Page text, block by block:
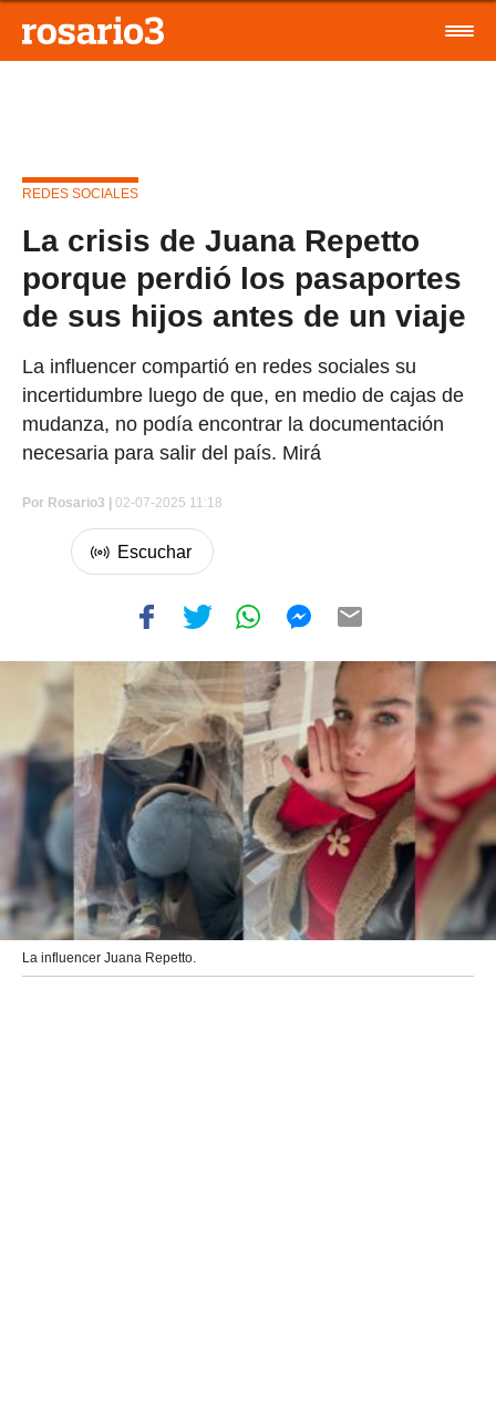
REDES SOCIALES
La crisis de Juana Repetto
porque perdió los pasaportes
de sus hijos antes de un viaje
La influencer compartió en redes sociales su
incertidumbre luego de que, en medio de cajas de
mudanza, no podía encontrar la documentación
necesaria para salir del país. Mirá
Por Rosario3 | 02-07-2025 11:18
La influencer Juana Repetto.